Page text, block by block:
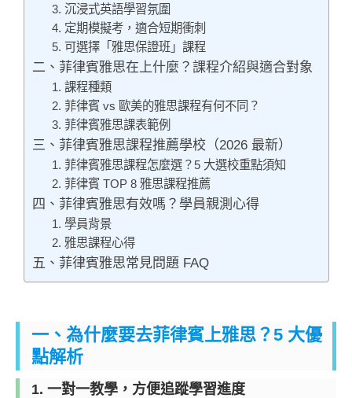
3. 沉浸式英語學習氛圍
4. 定期模擬考，適合短期衝刺
5. 可選擇「雅思保證班」課程
二、菲律賓雅思在上什麼？課程介紹與適合對象
1. 課程種類
2. 菲律賓 vs 歐美的雅思課程有何不同？
3. 菲律賓雅思課表範例
三、菲律賓雅思課程推薦學校（2026 最新）
1. 菲律賓雅思課程怎麼選？5 大選校重點須知
2. 菲律賓 TOP 8 雅思課程推薦
四、菲律賓雅思有效嗎？學員親測心得
1. 學員背景
2. 雅思課程心得
五、菲律賓雅思常見問題 FAQ
一、為什麼要去菲律賓上雅思？5 大優
點解析
1. 一對一教學，方便追蹤學習進度